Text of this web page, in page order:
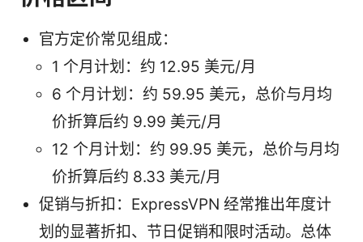
官方定价常见组成：
1 个月计划：约 12.95 美元/月
6 个月计划：约 59.95 美元，总价与月均
价折算后约 9.99 美元/月
12 个月计划：约 99.95 美元，总价与月均
价折算后约 8.33 美元/月
促销与折扣：ExpressVPN 经常推出年度计
划的显著折扣、节日促销和限时活动。总体